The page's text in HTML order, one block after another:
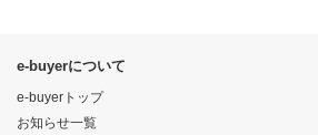
e-buyerについて
e-buyerトップ
お知らせ一覧